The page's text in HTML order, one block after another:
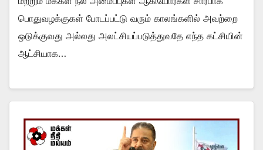
பொதுவழக்குகள் போடப்பட்டு வரும் காலங்களில் அவற்றை
ஒடுக்குவது அல்லது அலட்சியப்படுத்துவதே எந்த கட்சியின்
ஆட்சியாக…